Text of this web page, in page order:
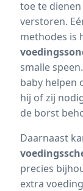
toe te
verstoren.
methodes is
smalle
baby helpen
hij of zij
de borst
Daarnaast
precies
extra